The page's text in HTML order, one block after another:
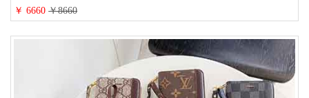
￥ 6660￥8660